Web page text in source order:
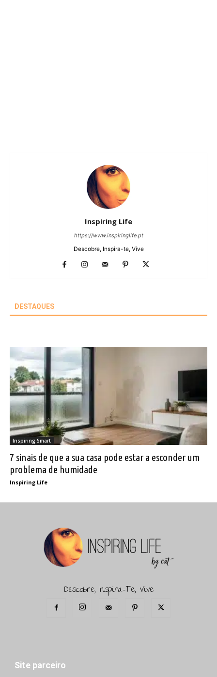
Inspiring Life
https://www.inspiringlife.pt
Descobre, Inspira-te, Vive
DESTAQUES
Inspiring Smart
7 sinais de que a sua casa pode estar a esconder um
problema de humidade
Inspiring Life
Descobre, Inspira-Te, Vive
Site parceiro